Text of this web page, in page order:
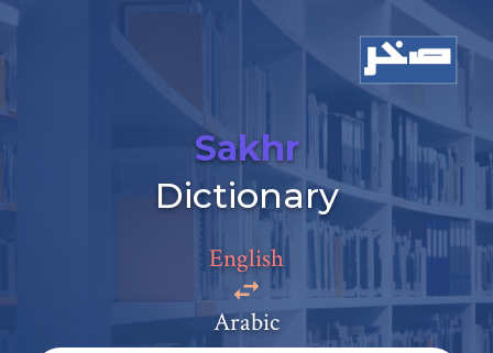
Sakhr
Dictionary
English
Arabic
Add a comment
Full Name: *